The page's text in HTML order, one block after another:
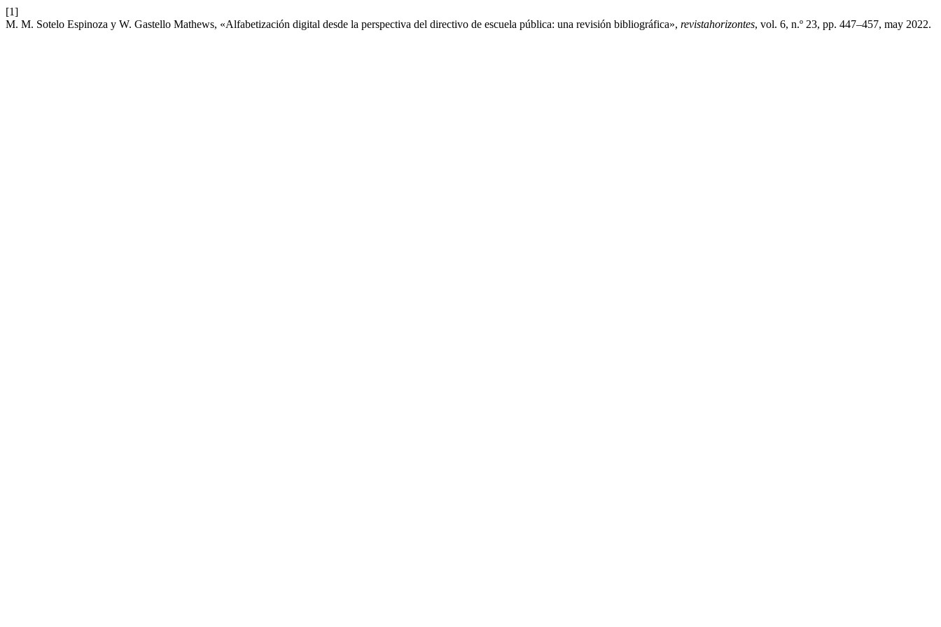
[1]
M. M. Sotelo Espinoza y W. Gastello Mathews, «Alfabetización digital desde la perspectiva del directivo de escuela pública: una revisión bibliográfica», revistahorizontes, vol. 6, n.º 23, pp. 447–457, may 2022.